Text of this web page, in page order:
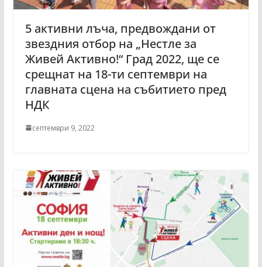
5 активни лъча, предвождани от
звездния отбор на „Нестле за
Живей Активно!“ Град 2022, ще се
срещнат на 18-ти септември на
главната сцена на събитието пред
НДК
септември 9, 2022